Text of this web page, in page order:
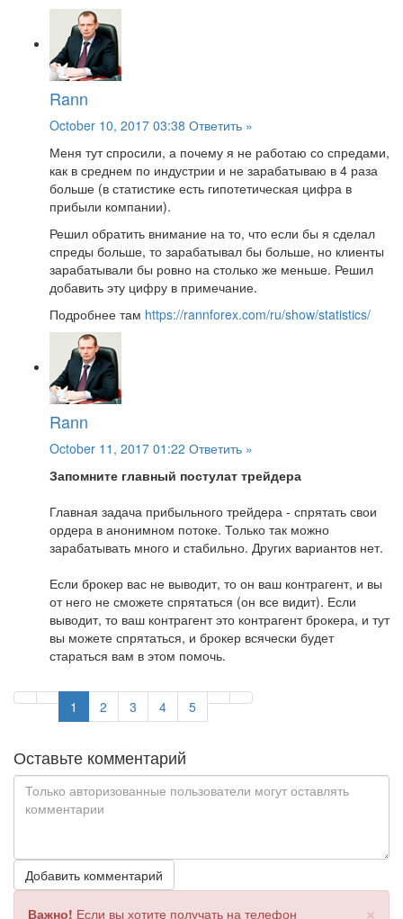
Rann
October 10, 2017 03:38 Ответить »
Меня тут спросили, а почему я не работаю со спредами,
как в среднем по индустрии и не зарабатываю в 4 раза
больше (в статистике есть гипотетическая цифра в
прибыли компании).
Решил обратить внимание на то, что если бы я сделал
спреды больше, то зарабатывал бы больше, но клиенты
зарабатывали бы ровно на столько же меньше. Решил
добавить эту цифру в примечание.
Подробнее там https://rannforex.com/ru/show/statistics/
Rann
October 11, 2017 01:22 Ответить »
Запомните главный постулат трейдера
Главная задача прибыльного трейдера - спрятать свои
ордера в анонимном потоке. Только так можно
зарабатывать много и стабильно. Других вариантов нет.
Если брокер вас не выводит, то он ваш контрагент, и вы
от него не сможете спрятаться (он все видит). Если
выводит, то ваш контрагент это контрагент брокера, и тут
вы можете спрятаться, и брокер всячески будет
стараться вам в этом помочь.
1 2 3 4 5
Оставьте комментарий
Добавить комментарий
×
Важно! Если вы хотите получать на телефон